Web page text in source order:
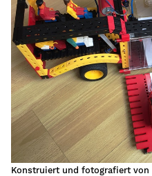
Konstruiert und fotografiert von